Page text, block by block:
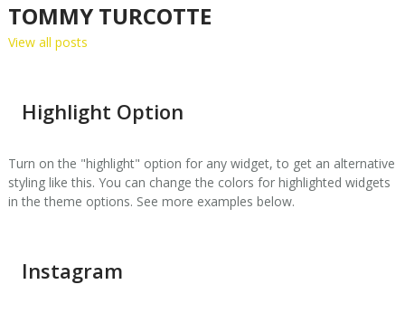
TOMMY TURCOTTE
View all posts
Highlight Option
Turn on the "highlight" option for any widget, to get an alternative
styling like this. You can change the colors for highlighted widgets
in the theme options. See more examples below.
Instagram